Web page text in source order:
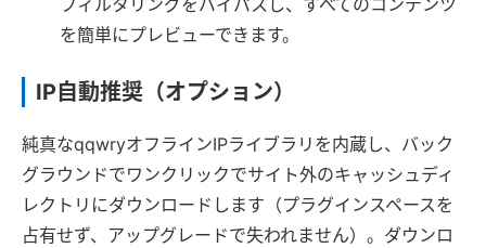
フィルタリングをバイパスし、すべてのコンテンツ
を簡単にプレビューできます。
IP自動推奨（オプション）
純真なqqwryオフラインIPライブラリを内蔵し、バック
グラウンドでワンクリックでサイト外のキャッシュディ
レクトリにダウンロードします（プラグインスペースを
占有せず、アップグレードで失われません）。ダウンロ